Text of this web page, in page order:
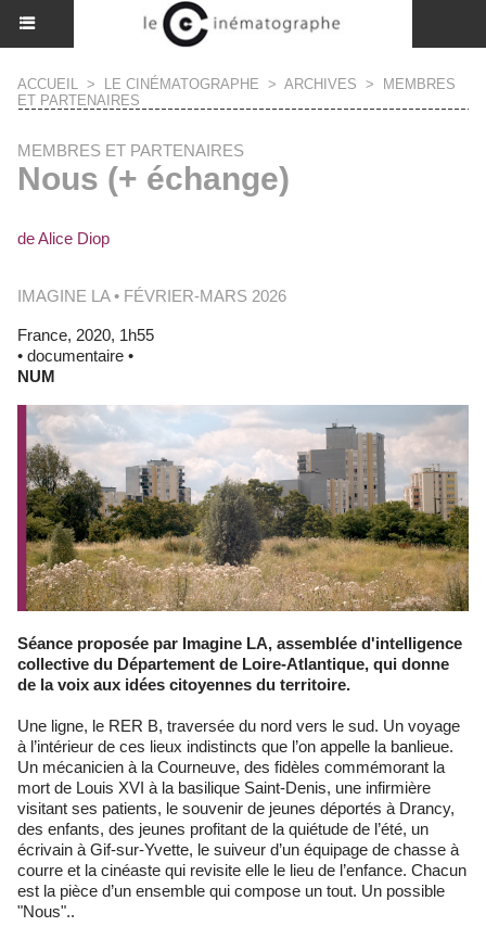
ACCUEIL > LE CINÉMATOGRAPHE > ARCHIVES >
MEMBRES
ET PARTENAIRES
MEMBRES ET PARTENAIRES
Nous (+ échange)
de Alice Diop
IMAGINE LA • FÉVRIER-MARS 2026
France, 2020, 1h55
• documentaire •
NUM
Séance proposée par Imagine LA, assemblée d'intelligence
collective du Département de Loire-Atlantique, qui donne
de la voix aux idées citoyennes du territoire.
Une ligne, le RER B, traversée du nord vers le sud. Un voyage
à l’intérieur de ces lieux indistincts que l’on appelle la banlieue.
Un mécanicien à la Courneuve, des fidèles commémorant la
mort de Louis XVI à la basilique Saint-Denis, une infirmière
visitant ses patients, le souvenir de jeunes déportés à Drancy,
des enfants, des jeunes profitant de la quiétude de l’été, un
écrivain à Gif-sur-Yvette, le suiveur d’un équipage de chasse à
courre et la cinéaste qui revisite elle le lieu de l’enfance. Chacun
est la pièce d’un ensemble qui compose un tout. Un possible
"Nous"..